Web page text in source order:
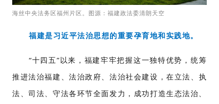
海丝中央法务区福州片区。图源：福建政法委清朗天空
福建是习近平法治思想的重要孕育地和实践地。
“十四五”以来，福建牢牢把握这一独特优势，统筹
推进法治福建、法治政府、法治社会建设 ，在立法、执
法、司法、守法各环节全面发力，成功打造生态法治、